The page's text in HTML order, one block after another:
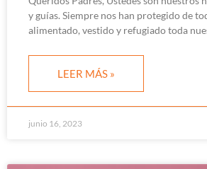
y guías. Siempre nos han protegido de
alimentado, vestido y refugiado toda
LEER MÁS »
junio 16, 2023